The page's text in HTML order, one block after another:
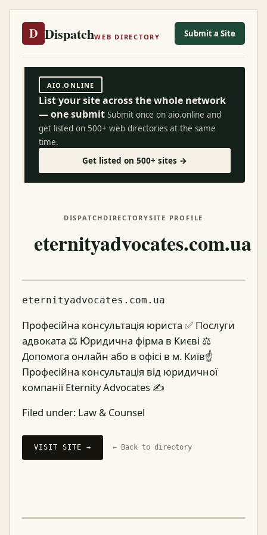
D DispatchWEB DIRECTORY Submit a Site
AIO.ONLINE
List your site across the whole network
— one submit Submit once on aio.online and
get listed on 500+ web directories at the same
time.
Get listed on 500+ sites →
DISPATCH DIRECTORYSITE PROFILE
eternityadvocates.com.ua
eternityadvocates.com.ua
Професійна консультація юриста ✅ Послуги
адвоката ⚖️ Юридична фірма в Києві ⚖️
Допомога онлайн або в офісі в м. Київ☝
Професійна консультація від юридичної
компанії Eternity Advocates ✍
Filed under: Law & Counsel
VISIT SITE → ← Back to directory